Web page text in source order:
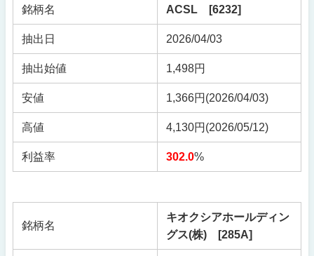
銘柄名 ACSL [6232]
抽出日 2026/04/03
抽出始値 1,498円
安値 1,366円(2026/04/03)
高値 4,130円(2026/05/12)
利益率 302.0%
銘柄名
キオクシアホールディン
グス(株) [285A]